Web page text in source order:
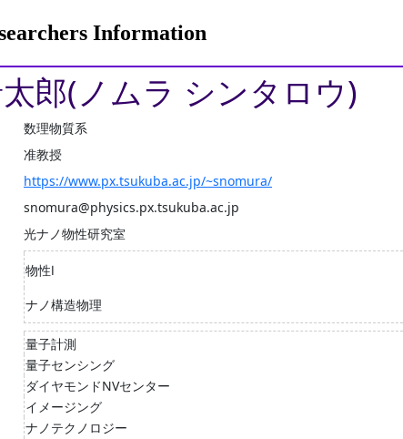
Information
郎(ノムラ シンタロウ)
数理物質系
准教授
https://www.px.tsukuba.ac.jp/~snomura/
snomura@physics.px.tsukuba.ac.jp
光ナノ物性研究室
物性Ⅰ
ナノ構造物理
量子計測
量子センシング
ダイヤモンドNVセンター
イメージング
ナノテクノロジー